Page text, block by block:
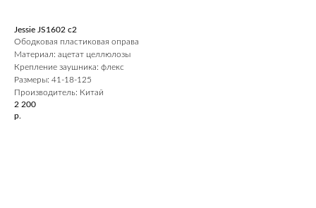
Jessie JS1602 c2
Ободковая пластиковая оправа
Материал: ацетат целлюлозы
Крепление заушника: флекс
Размеры: 41-18-125
Производитель: Китай
2 200
р.